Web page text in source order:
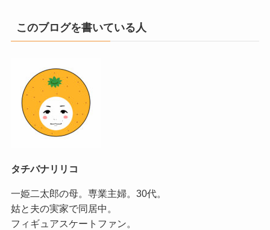
このブログを書いている人
タチバナリリコ
一姫二太郎の母。専業主婦。30代。
姑と夫の実家で同居中。
フィギュアスケートファン。